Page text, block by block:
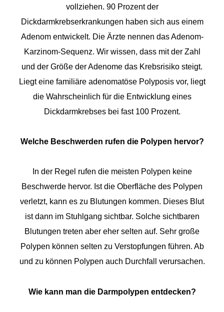
vollziehen. 90 Prozent der
Dickdarmkrebserkrankungen haben sich aus einem
Adenom entwickelt. Die Ärzte nennen das Adenom-
Karzinom-Sequenz. Wir wissen, dass mit der Zahl
und der Größe der Adenome das Krebsrisiko steigt.
Liegt eine familiäre adenomatöse Polyposis vor, liegt
die Wahrscheinlich für die Entwicklung eines
Dickdarmkrebses bei fast 100 Prozent.
Welche Beschwerden rufen die Polypen hervor?
In der Regel rufen die meisten Polypen keine
Beschwerde hervor. Ist die Oberfläche des Polypen
verletzt, kann es zu Blutungen kommen. Dieses Blut
ist dann im Stuhlgang sichtbar. Solche sichtbaren
Blutungen treten aber eher selten auf. Sehr große
Polypen können selten zu Verstopfungen führen. Ab
und zu können Polypen auch Durchfall verursachen.
Wie kann man die Darmpolypen entdecken?